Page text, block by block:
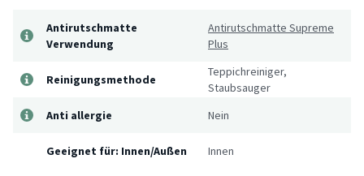
Antirutschmatte
Verwendung
Antirutschmatte Supreme
Plus
Reinigungsmethode
Teppichreiniger,
Staubsauger
Anti allergie
Nein
Geeignet für: Innen/Außen Innen